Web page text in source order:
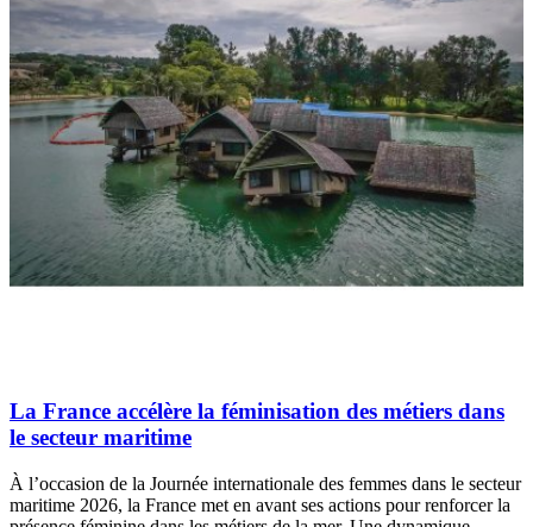
La France accélère la féminisation des métiers dans
le secteur maritime
À l’occasion de la Journée internationale des femmes dans le secteur
maritime 2026, la France met en avant ses actions pour renforcer la